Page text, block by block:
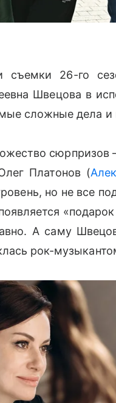
съемки 26-го
Швецова в
сложные дела
сюрпризов
Платонов (
но не все
А саму
рок-